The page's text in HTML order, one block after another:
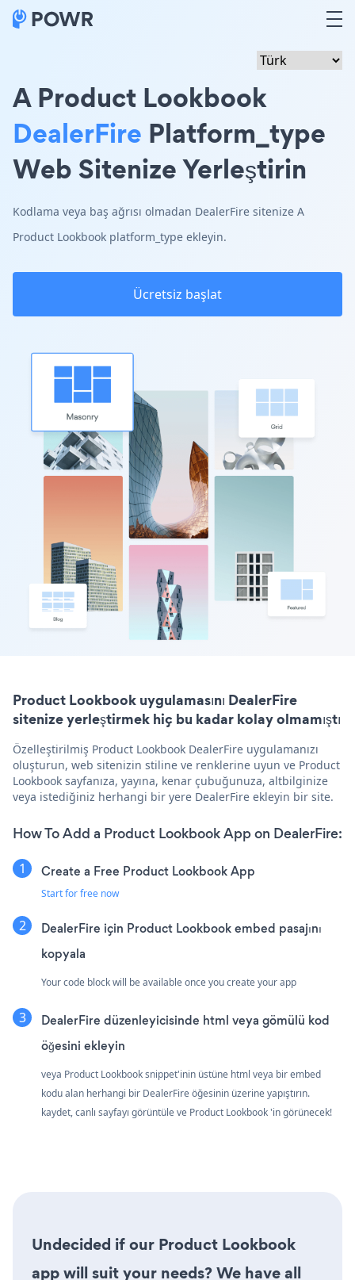
A Product Lookbook
DealerFire Platform_type
Web Sitenize Yerleştirin
Kodlama veya baş ağrısı olmadan DealerFire sitenize A
Product Lookbook platform_type ekleyin.
Ücretsiz başlat
Product Lookbook uygulamasını DealerFire
sitenize yerleştirmek hiç bu kadar kolay olmamıştı
Özelleştirilmiş Product Lookbook DealerFire uygulamanızı
oluşturun, web sitenizin stiline ve renklerine uyun ve Product
Lookbook sayfanıza, yayına, kenar çubuğunuza, altbilginize
veya istediğiniz herhangi bir yere DealerFire ekleyin bir site.
How To Add a Product Lookbook App on DealerFire:
Create a Free Product Lookbook App
Start for free now
DealerFire için Product Lookbook embed pasajını
kopyala
Your code block will be available once you create your app
DealerFire düzenleyicisinde html veya gömülü kod
öğesini ekleyin
veya Product Lookbook snippet'inin üstüne html veya bir embed
kodu alan herhangi bir DealerFire öğesinin üzerine yapıştırın.
kaydet, canlı sayfayı görüntüle ve Product Lookbook 'in görünecek!
Undecided if our Product Lookbook
app will suit your needs? We have all